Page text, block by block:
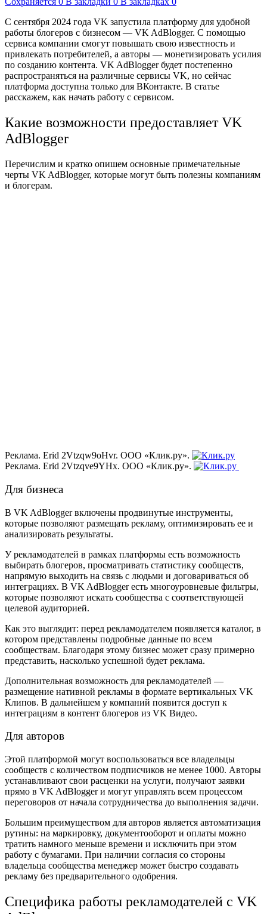
С сентября 2024 года VK запустила платформу для удобной
работы блогеров с бизнесом — VK AdBlogger. С помощью
сервиса компании смогут повышать свою известность и
привлекать потребителей, а авторы — монетизировать усилия
по созданию контента. VK AdBlogger будет постепенно
распространяться на различные сервисы VK, но сейчас
платформа доступна только для ВКонтакте. В статье
расскажем, как начать работу с сервисом.
Какие возможности предоставляет VK
AdBlogger
Перечислим и кратко опишем основные примечательные
черты VK AdBlogger, которые могут быть полезны компаниям
и блогерам.
Реклама. Erid 2Vtzqw9oHvr. ООО «Клик.ру».
Реклама. Erid 2Vtzqve9YHx. ООО «Клик.ру».
Для бизнеса
В VK AdBlogger включены продвинутые инструменты,
которые позволяют размещать рекламу, оптимизировать ее и
анализировать результаты.
У рекламодателей в рамках платформы есть возможность
выбирать блогеров, просматривать статистику сообществ,
напрямую выходить на связь с людьми и договариваться об
интеграциях. В VK AdBlogger есть многоуровневые фильтры,
которые позволяют искать сообщества с соответствующей
целевой аудиторией.
Как это выглядит: перед рекламодателем появляется каталог, в
котором представлены подробные данные по всем
сообществам. Благодаря этому бизнес может сразу примерно
представить, насколько успешной будет реклама.
Дополнительная возможность для рекламодателей —
размещение нативной рекламы в формате вертикальных VK
Клипов. В дальнейшем у компаний появится доступ к
интеграциям в контент блогеров из VK Видео.
Для авторов
Этой платформой могут воспользоваться все владельцы
сообществ с количеством подписчиков не менее 1000. Авторы
устанавливают свои расценки на услуги, получают заявки
прямо в VK AdBlogger и могут управлять всем процессом
переговоров от начала сотрудничества до выполнения задачи.
Большим преимуществом для авторов является автоматизация
рутины: на маркировку, документооборот и оплаты можно
тратить намного меньше времени и исключить при этом
работу с бумагами. При наличии согласия со стороны
владельца сообщества менеджер может быстро создавать
рекламу без предварительного одобрения.
Специфика работы рекламодателей с VK